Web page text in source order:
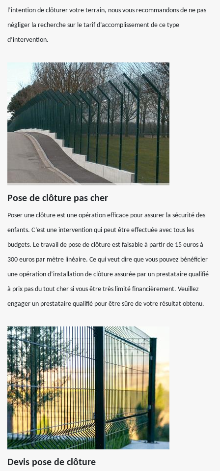
l’intention de clôturer votre terrain, nous vous recommandons de ne pas
négliger la recherche sur le tarif d’accomplissement de ce type
d’intervention.
Pose de clôture pas cher
Poser une clôture est une opération efficace pour assurer la sécurité des
enfants. C’est une intervention qui peut être effectuée avec tous les
budgets. Le travail de pose de clôture est faisable à partir de 15 euros à
300 euros par mètre linéaire. Ce qui veut dire que vous pouvez bénéficier
une opération d’installation de clôture assurée par un prestataire qualifié
à prix pas du tout cher si vous être très limité financièrement. Veuillez
engager un prestataire qualifié pour être sûre de votre résultat obtenu.
Devis pose de clôture